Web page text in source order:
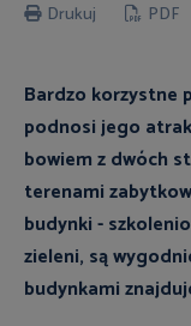
Drukuj PDF
Bardzo korzystne
podnosi jego
bowiem z dwóch
terenami
budynki -
zieleni, są
budynkami